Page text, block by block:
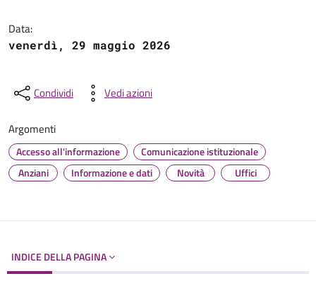
Data:
venerdì, 29 maggio 2026
Condividi Vedi azioni
Argomenti
Accesso all'informazione
Comunicazione istituzionale
Anziani
Informazione e dati Novità Uffici
INDICE DELLA PAGINA